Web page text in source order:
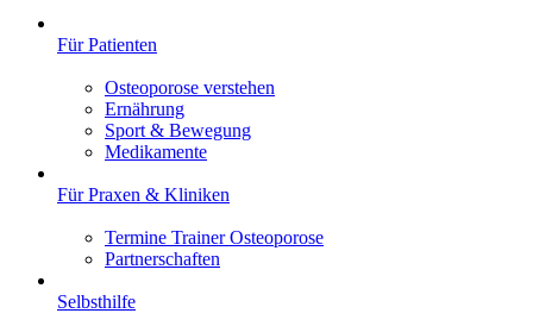
Für Patienten
Osteoporose verstehen
Ernährung
Sport & Bewegung
Medikamente
Für Praxen & Kliniken
Termine Trainer Osteoporose
Partnerschaften
Selbsthilfe